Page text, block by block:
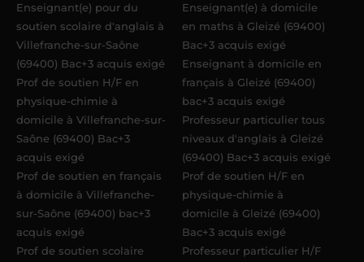
Acadomia.
Enseignant(e) pour du
soutien scolaire d'anglais à
Villefranche-sur-Saône
(69400) Bac+3 acquis exigé
Prof de soutien H/F en
physique-chimie à
domicile à Villefranche-sur-
Saône (69400) Bac+3
acquis exigé
Prof de soutien en français
à domicile à Villefranche-
sur-Saône (69400) bac+3
acquis exigé
Prof de soutien scolaire
Enseignant(e) à domicile
en maths à Gleizé (69400)
Bac+3 acquis exigé
Enseignant à domicile en
français à Gleizé (69400)
bac+3 acquis exigé
Professeur particulier tous
niveaux d'anglais à Gleizé
(69400) Bac+3 acquis exigé
Prof de soutien H/F en
physique-chimie à
domicile à Gleizé (69400)
Bac+3 acquis exigé
Professeur particulier H/F